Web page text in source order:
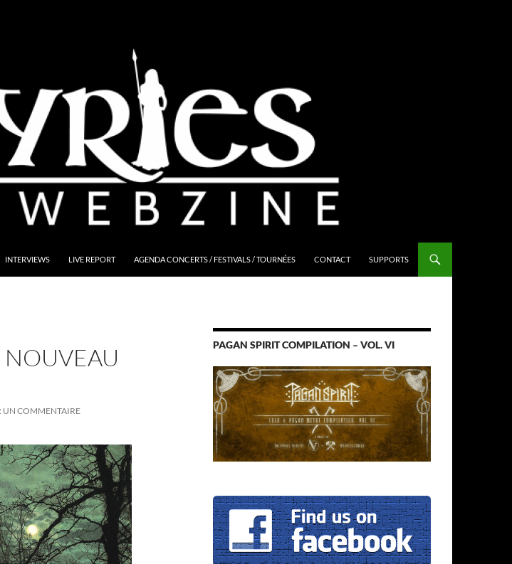
INTERVIEWS LIVE REPORT AGENDA CONCERTS / FESTIVALS / TOURNÉES CONTACT SUPPORTS
NOUVEAU
UN COMMENTAIRE
PAGAN SPIRIT COMPILATION – VOL. VI